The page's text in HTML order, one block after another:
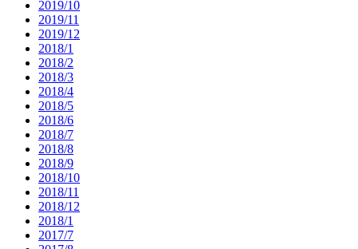
2019/10
2019/11
2019/12
2018/1
2018/2
2018/3
2018/4
2018/5
2018/6
2018/7
2018/8
2018/9
2018/10
2018/11
2018/12
2018/1
2017/7